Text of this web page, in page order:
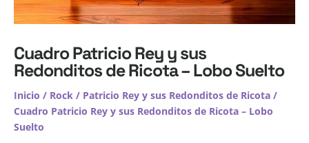
Cuadro Patricio Rey y sus
Redonditos de Ricota – Lobo Suelto
Inicio / Rock / Patricio Rey y sus Redonditos de Ricota /
Cuadro Patricio Rey y sus Redonditos de Ricota – Lobo
Suelto